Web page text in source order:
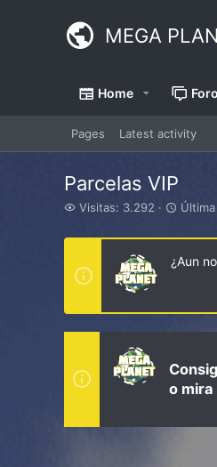
MEGA
Home
Pages Latest activity
Parcelas VIP
V
s
t
a
Visitas: 3.292
Ú
t
i
m
c
t
a
a
¿Aun
o